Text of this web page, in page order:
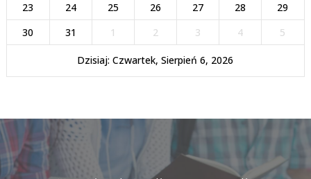
23
24 25 26 27 28
29
30
31 1 2 3 4 5
Dzisiaj: Czwartek, Sierpień 6, 2026